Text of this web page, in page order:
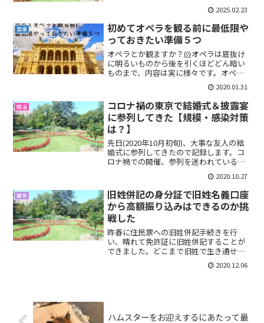
頃ですけども再開します。しかしながら
母となってからの時間の使い方に正解が
見つからず。当分は...
2025.02.23
音楽
初めてオペラを観る前に最低限や
っておきたい準備５つ
オペラとか観ますか？🐹オペラは底抜け
に明るいものから後を引くほどどん暗い
ものまで、内容は実に様々です。オペラ
を観るのが初めての方向けに、事前にし
ておくと良い準備を書いてみます🐹初め
てオペラを観る前に最低限やっておきた
いこと5点歌舞伎や宝塚な...
2020.01.31
婚活
コロナ禍の東京で結婚式＆披露宴
に参列してきた【規模・感染対策
は？】
先日(2020年10月初旬)、大事な友人の結
婚式に参列してきたので記録します。コ
ロナ禍での開催、参列を迷われている方
の参考になればと思います。（プライバ
シー考慮のため写真は無しです。）コロ
ナ禍の東京で結婚式＆披露宴に参列して
きた全体的に言え...
2020.10.27
雑多
旧姓併記の身分証で旧姓名義口座
から高額振り込みはできるのか挑
戦した
昨春に住民票への旧姓併記手続きを行
い、晴れて免許証に旧姓併記することが
できました。どこまで旧姓で生き通せる
か絶賛チャレンジ中のわたし、今回は窓
口で旧姓名義口座からの高額振り込みに
2020.12.06
ハムスターをお迎えするにあたって最